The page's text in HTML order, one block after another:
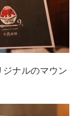
ナルのマウン